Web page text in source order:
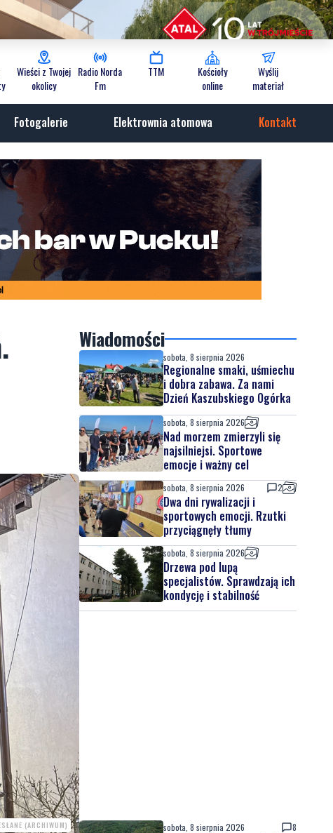
Wieści z Twojej
okolicy
Radio Norda
Fm
TTM
Kościoły
online
Wyślij
materiał
Fotogalerie Elektrownia atomowa Kontakt
(ARCHIWUM)
Wiadomości
sobota, 8 sierpnia 2026
Regionalne smaki, uśmiechu
i dobra zabawa. Za nami
Dzień Kaszubskiego Ogórka
sobota, 8 sierpnia 2026
Nad morzem zmierzyli się
najsilniejsi. Sportowe
emocje i ważny cel
sobota, 8 sierpnia 2026 2
Dwa dni rywalizacji i
sportowych emocji. Rzutki
przyciągnęły tłumy
sobota, 8 sierpnia 2026
Drzewa pod lupą
specjalistów. Sprawdzają ich
kondycję i stabilność
sobota, 8 sierpnia 2026 8